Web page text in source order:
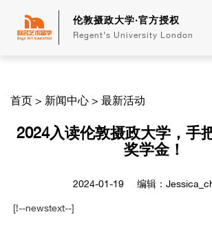
伦敦摄政大学·官方授权
Regent’s University London
首页 > 新闻中心 > 最新活动
2024入读伦敦摄政大学，手
奖学金！
2024-01-19 编辑：
[!--newstext--]